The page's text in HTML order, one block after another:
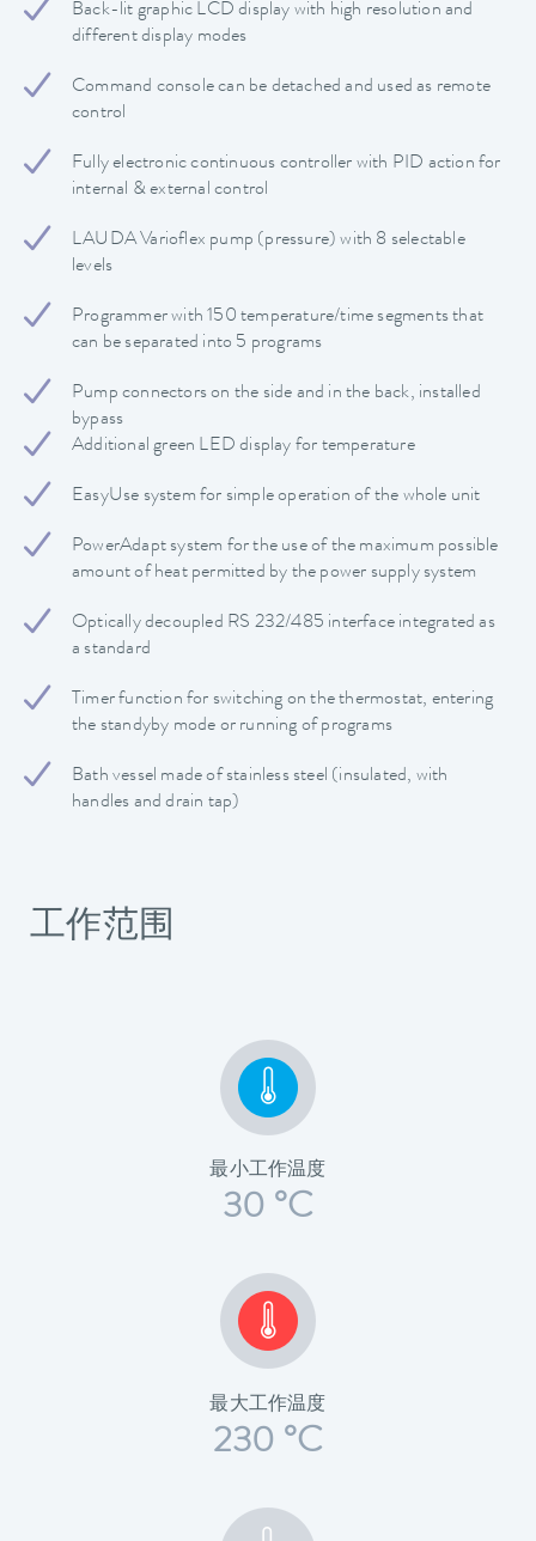
Back-lit graphic LCD display with high resolution and
different display modes
Command console can be detached and used as remote
control
Fully electronic continuous controller with PID action for
internal & external control
LAUDA Varioflex pump (pressure) with 8 selectable
levels
Programmer with 150 temperature/time segments that
can be separated into 5 programs
Pump connectors on the side and in the back, installed
bypass
Additional green LED display for temperature
EasyUse system for simple operation of the whole unit
PowerAdapt system for the use of the maximum possible
amount of heat permitted by the power supply system
Optically decoupled RS 232/485 interface integrated as
a standard
Timer function for switching on the thermostat, entering
the standyby mode or running of programs
Bath vessel made of stainless steel (insulated, with
handles and drain tap)
工作范围
最小工作温度
30 °C
最大工作温度
230 °C